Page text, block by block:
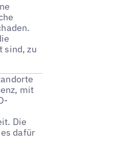
sind, zu
mit
Die
dafür